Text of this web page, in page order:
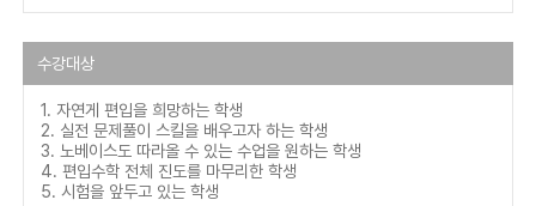
수강대상
1. 자연게 편입을 희망하는 학생
2. 실전 문제풀이 스킬을 배우고자 하는 학생
3. 노베이스도 따라올 수 있는 수업을 원하는 학생
4. 편입수학 전체 진도를 마무리한 학생
5. 시험을 앞두고 있는 학생